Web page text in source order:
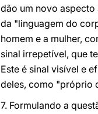
dão um novo aspecto
da "linguagem do
homem e a mulher,
sinal irrepetível, que
Este é sinal visível e
deles, como "próprio
7. Formulando a